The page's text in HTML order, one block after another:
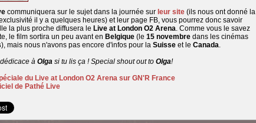
communiquera sur le sujet dans la journée sur leur site (ils nous ont donné la
il y a quelques heures) et leur page FB, vous pourrez donc savoir
la plus proche diffusera le Live at London O2 Arena. Comme vous le savez
le film sortira un peu avant en Belgique (le 15 novembre dans les cinémas
), mais nous n'avons pas encore d'infos pour la Suisse et le Canada.
à Olga si tu lis ça ! Special shout out to Olga!
du Live at London O2 Arena sur GN'R France
de Pathé Live